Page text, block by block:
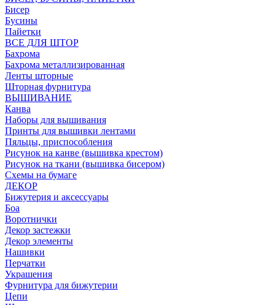
Бисер
Бусины
Пайетки
ВСЕ ДЛЯ ШТОР
Бахрома
Бахрома металлизированная
Ленты шторные
Шторная фурнитура
ВЫШИВАНИЕ
Канва
Наборы для вышивания
Принты для вышивки лентами
Пяльцы, приспособления
Рисунок на канве (вышивка крестом)
Рисунок на ткани (вышивка бисером)
Схемы на бумаге
ДЕКОР
Бижутерия и аксессуары
Боа
Воротнички
Декор застежки
Декор элементы
Нашивки
Перчатки
Украшения
Фурнитура для бижутерии
Цепи